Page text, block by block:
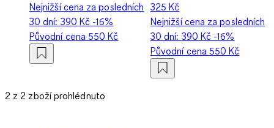
Nejnižší cena za posledních
30 dní: 390 Kč -16%
Původní cena 550 Kč
325 Kč
Nejnižší cena za posledních
30 dní: 390 Kč -16%
Původní cena 550 Kč
2 z 2 zboží prohlédnuto